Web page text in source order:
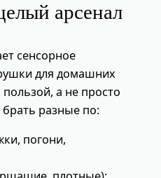
арсенал
сенсорное
для домашних
пользой, а не просто
разные по:
погони,